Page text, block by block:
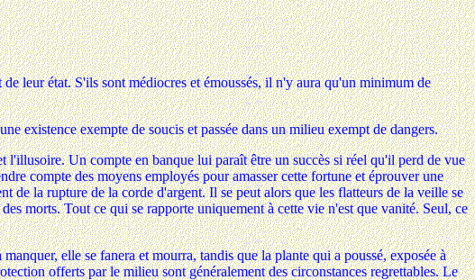
leur état. S'ils sont médiocres et émoussés, il n'y aura qu'un minimum de
existence exempte de soucis et passée dans un milieu exempt de dangers.
Un compte en banque lui paraît être un succès si réel qu'il perd de vue
compte des moyens employés pour amasser cette fortune et éprouver une
de la rupture de la corde d'argent. Il se peut alors que les flatteurs de la veille se
morts. Tout ce qui se rapporte uniquement à cette vie n'est que vanité. Seul, ce
elle se fanera et mourra, tandis que la plante qui a poussé, exposée à
offerts par le milieu sont généralement des circonstances regrettables. Le